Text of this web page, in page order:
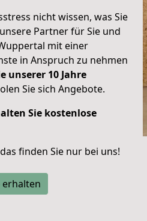
nicht wissen, was Sie
Partner für Sie und
mit einer
in Anspruch zu nehmen
unserer 10 Jahre
Sie sich Angebote.
Sie kostenlose
finden Sie nur bei uns!
erhalten